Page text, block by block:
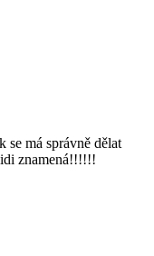
se má správně dělat
znamená!!!!!!